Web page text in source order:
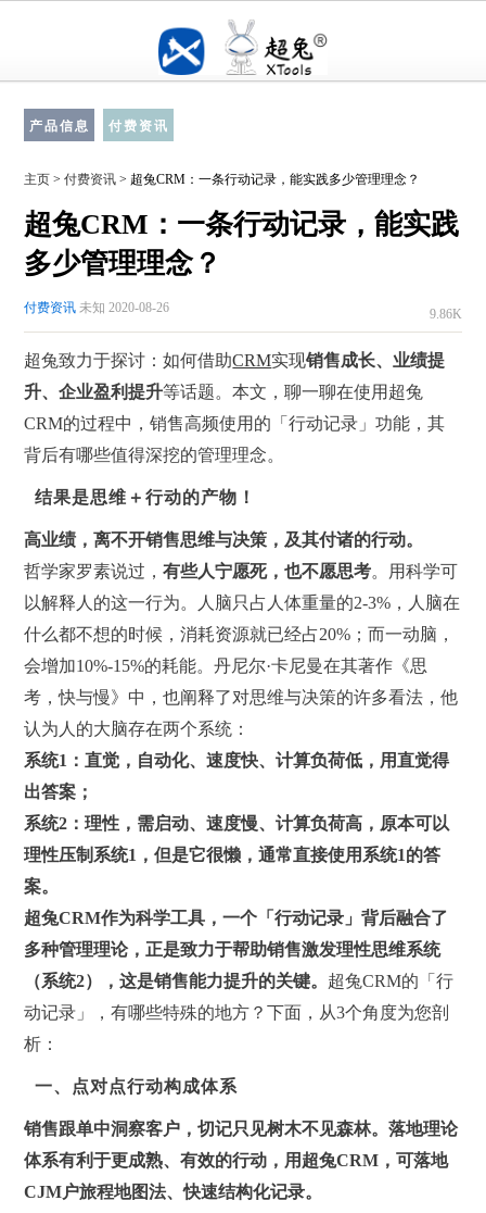
产品信息 付费资讯
主页 >付费资讯 > 超兔CRM：一条行动记录，能实践多少管理理念？
超兔CRM：一条行动记录，能实践
多少管理理念？
9.86K
付费资讯 未知 2020-08-26
超兔致力于探讨：如何借助CRM实现销售成长、业绩提
升、企业盈利提升等话题。本文，聊一聊在使用超兔
CRM的过程中，销售高频使用的「行动记录」功能，其
背后有哪些值得深挖的管理理念。
结果是思维＋行动的产物！
高业绩，离不开销售思维与决策，及其付诸的行动。
哲学家罗素说过，有些人宁愿死，也不愿思考。用科学可
以解释人的这一行为。人脑只占人体重量的2-3%，人脑在
什么都不想的时候，消耗资源就已经占20%；而一动脑，
会增加10%-15%的耗能。丹尼尔·卡尼曼在其著作《思
考，快与慢》中，也阐释了对思维与决策的许多看法，他
认为人的大脑存在两个系统：
系统1：直觉，自动化、速度快、计算负荷低，用直觉得
出答案；
系统2：理性，需启动、速度慢、计算负荷高，原本可以
理性压制系统1，但是它很懒，通常直接使用系统1的答
案。
超兔CRM作为科学工具，一个「行动记录」背后融合了
多种管理理论，正是致力于帮助销售激发理性思维系统
（系统2），这是销售能力提升的关键。 超兔CRM的「行
动记录」，有哪些特殊的地方？下面，从3个角度为您剖
析：
一、点对点行动构成体系
销售跟单中洞察客户，切记只见树木不见森林。落地理论
体系有利于更成熟、有效的行动，用超兔CRM ，可落地
CJM户旅程地图法、快速结构化记录。